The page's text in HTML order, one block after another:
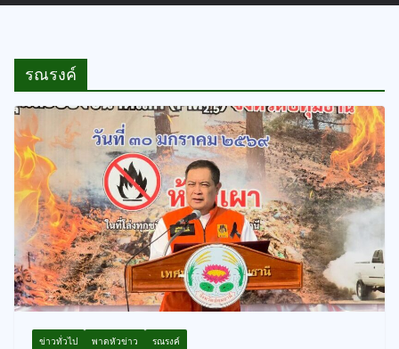
รณรงค์
ข่าวทั่วไป พาดหัวข่าว รณรงค์